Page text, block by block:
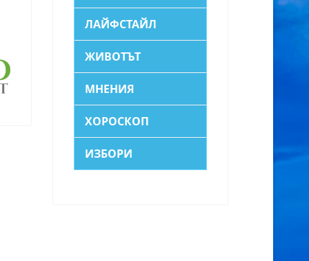
ЛАЙФСТАЙЛ
ЖИВОТЪТ
МНЕНИЯ
ХОРОСКОП
ИЗБОРИ